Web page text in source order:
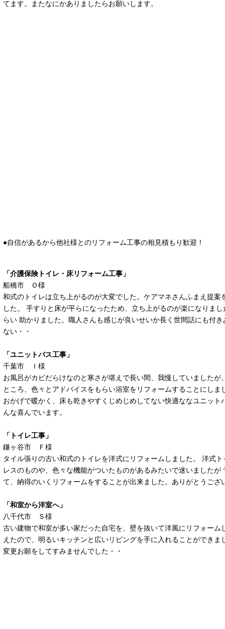
てます。またなにかありましたらお願いします。
●自信があるから他社様とのリフォーム工事の相見積もり歓迎！
「介護保険トイレ・床リフォーム工事」
船橋市 Ｏ様
和式のトイレは立ち上がるのが大変でした。ケアマネさんふまえ提案
した。 手すりと床が平らになったため、立ち上がるのが楽になりま
らい 助かりました。職人さんも感じが良いせいか長く世間話にも付
ない・・
「ユニットバス工事」
千葉市 Ｉ様
お風呂がカビだらけなのと寒さが堪えで長い間、我慢していましたが
ところ、色々とアドバイスをもらい浴室をリフォームすることにしま
おかげで暖かく、床も乾きやすくじめじめしてない快適ななユニット
んな喜んでいます。
「トイレ工事」
鎌ヶ谷市 Ｆ様
タイル張りの古い和式のトイレを洋式にリフォームしました。 洋式
レスのものや、色々な機能がついたものがあるみたいで迷いましたが
て、納得のいくリフォームをすることが出来ました。ありがとうござ
「和室から洋室へ」
八千代市 Ｓ様
古い建物で和室が多い家だった自宅を、壁を抜いて洋風にリフォーム
えたので、明るいキッチンと広いリビングを手に入れることができま
変更お願をしてすみませんでした・・